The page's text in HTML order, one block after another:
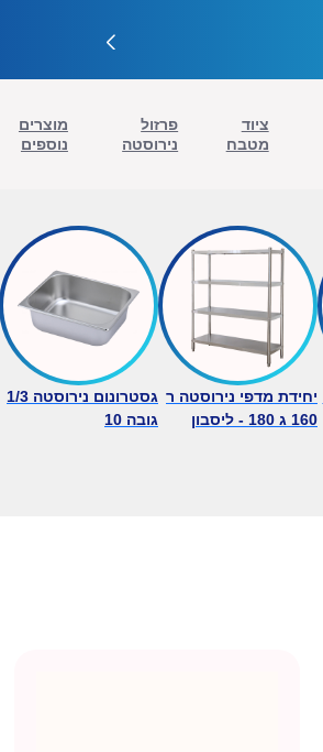
ציוד
מטבח
פרזול
נירוסטה
מוצרים
נוספים
יחידת מדפי נירוסטה ר
160 ג 180 - ליסבון
גסטרונום נירוסטה 1/3
גובה 10